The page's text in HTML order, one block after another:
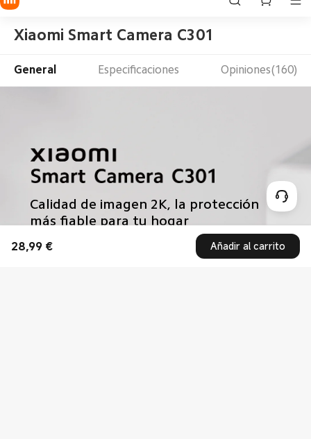
28,99 €
Current Price €28.99 Añadir al carrito